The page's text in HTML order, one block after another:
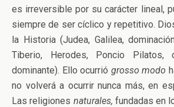
es irreversible por su carácter lineal,
siempre de ser cíclico y repetitivo.
la Historia (Judea, Galilea,
Tiberio, Herodes, Poncio Pilatos,
dominante). Ello ocurrió grosso modo
no volverá a ocurrir nunca más, en
Las religiones naturales, fundadas en